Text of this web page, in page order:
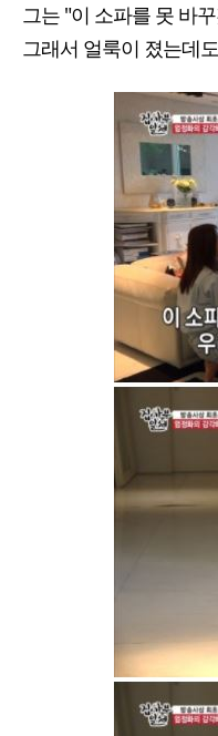
그는 "이 소파를 못 바
그래서 얼룩이 졌는데